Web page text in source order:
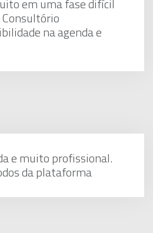
na agenda e
e muito profissional.
da plataforma